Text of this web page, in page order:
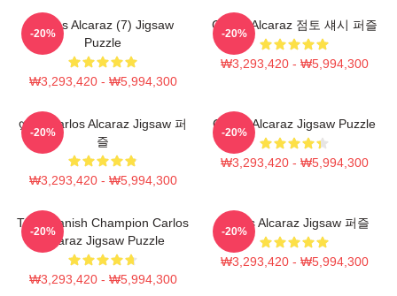
Carlos Alcaraz (7) Jigsaw
Puzzle
₩3,293,420 - ₩5,994,300
-20%
Carlos Alcaraz 점토 섀시 퍼즐
₩3,293,420 - ₩5,994,300
-20%
Ღ♥ღ Carlos Alcaraz Jigsaw 퍼
즐
₩3,293,420 - ₩5,994,300
-20%
Carlos Alcaraz Jigsaw Puzzle
₩3,293,420 - ₩5,994,300
-20%
The Spanish Champion Carlos
Alcaraz Jigsaw Puzzle
₩3,293,420 - ₩5,994,300
-20%
Carlos Alcaraz Jigsaw 퍼즐
₩3,293,420 - ₩5,994,300
-20%